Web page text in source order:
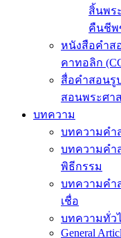
สิ้นพร
คืนชีพ
หนังสือคำส
คาทอลิก
สื่อคำสอนรู
สอนพระศา
บทความ
บทความคำ
บทความคำ
พิธีกรรม
บทความคำ
เชื่อ
บทความทั่ว
General